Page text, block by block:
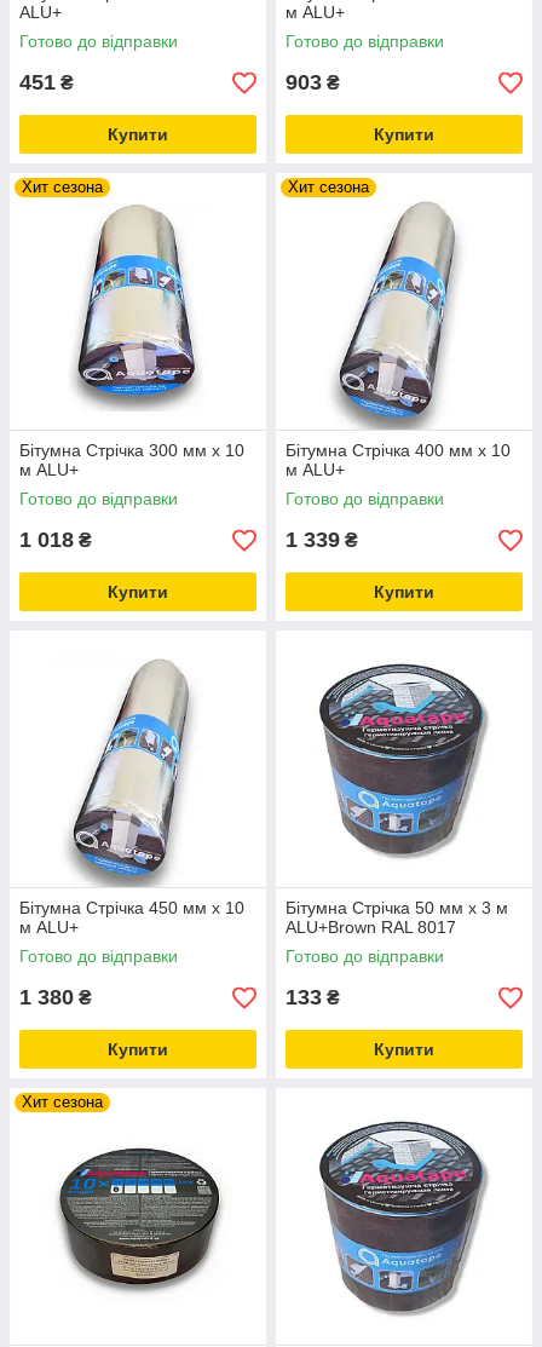
ALU+
Готово до відправки
451 ₴
Купити
м ALU+
Готово до відправки
903 ₴
Купити
Хит сезона
Бітумна Стрічка 300 мм х 10
м ALU+
Готово до відправки
1 018 ₴
Купити
Хит сезона
Бітумна Стрічка 400 мм х 10
м ALU+
Готово до відправки
1 339 ₴
Купити
Бітумна Стрічка 450 мм х 10
м ALU+
Готово до відправки
1 380 ₴
Купити
Бітумна Стрічка 50 мм х 3 м
ALU+Brown RAL 8017
Готово до відправки
133 ₴
Купити
Хит сезона